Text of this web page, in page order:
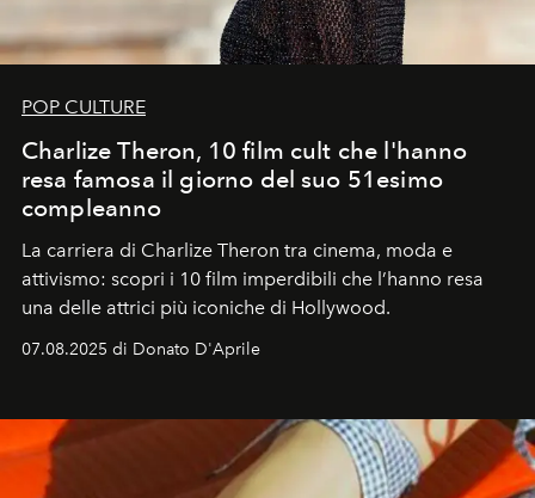
POP CULTURE
Charlize Theron, 10 film cult che l'hanno
resa famosa il giorno del suo 51esimo
compleanno
La carriera di Charlize Theron tra cinema, moda e
attivismo: scopri i 10 film imperdibili che l’hanno resa
una delle attrici più iconiche di Hollywood.
07.08.2025 di Donato D'Aprile